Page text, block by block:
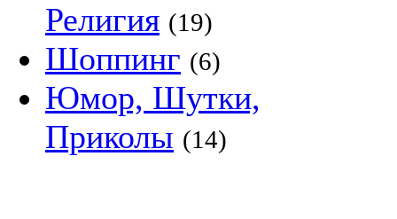
Религия (19)
Шоппинг (6)
Юмор, Шутки,
Приколы (14)